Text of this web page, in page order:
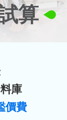
算
庫
價費